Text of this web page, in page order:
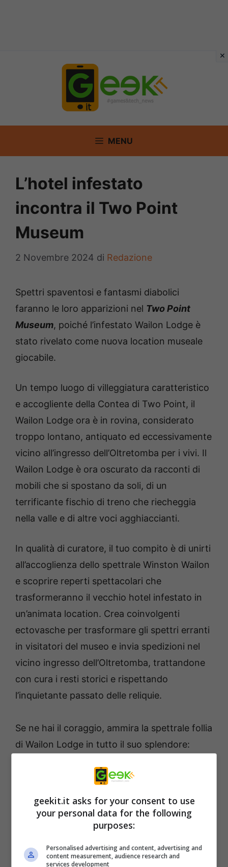
MENU
L’hotel infestato
incontra il Two Point
Museum
2 Novembre 2024 di Redazione
Spettri spaventosi e fantasmi diabolici
faranno le loro apparizioni nel Two Point
Museum, poiché l’infestato Wailon Lodge è
stato rivelato come nuova location museale
giocabile.
Un tempo luogo di villeggiatura caratteristico
e accogliente della Contea di Two Point, il
Wailon Lodge ora è in rovina, considerato
troppo lontano, antiquato ed eccessivamente
vicino all’ingresso dell’Oltretomba per i vivi. Il
Wailon Lodge è ora oscurato da racconti di
mobili che si spostano da soli, di un
terrificante fischio di treno che riecheggia
nella valle e di altre voci agghiaccianti.
In qualità di curatore, il tuo compito è di unirti
all’accoglienza dello spettrale Winston Wailon
e scoprire reperti spettacolari che
trasformeranno il vecchio hotel infestato in
un’animata location. Crea coinvolgenti
ectovasche per trasformare gli spettri erranti
in visitatori del museo e invia spedizioni nel
vicino ingresso dell’Oltretomba, trattandone
con cura i resti storici e rispettando
l’inquietante passato delle reliquie.
Se ne hai il coraggio, ammira la spettrale follia
di Wailon Lodge in tutto il suo splendore:
geekit.it asks for your consent to use
your personal data for the following
purposes:
Personalised advertising and content, advertising and
content measurement, audience research and
services development